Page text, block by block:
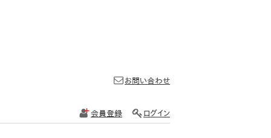
お問い合わせ
会員登録 ログイン